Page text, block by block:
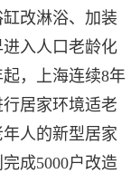
改淋浴、加装
入人口老龄化
，上海连续8年
居家环境适老
人的新型居家
成5000户改造